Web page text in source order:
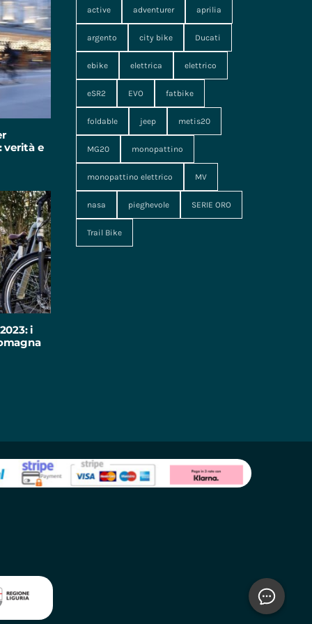
e
i
active adventurer aprilia
argento city bike Ducati
ebike elettrica elettrico
eSR2 EVO fatbike
foldable jeep metis20
MG20 monopattino
monopattino elettrico MV
nasa pieghevole SERIE ORO
Trail Bike